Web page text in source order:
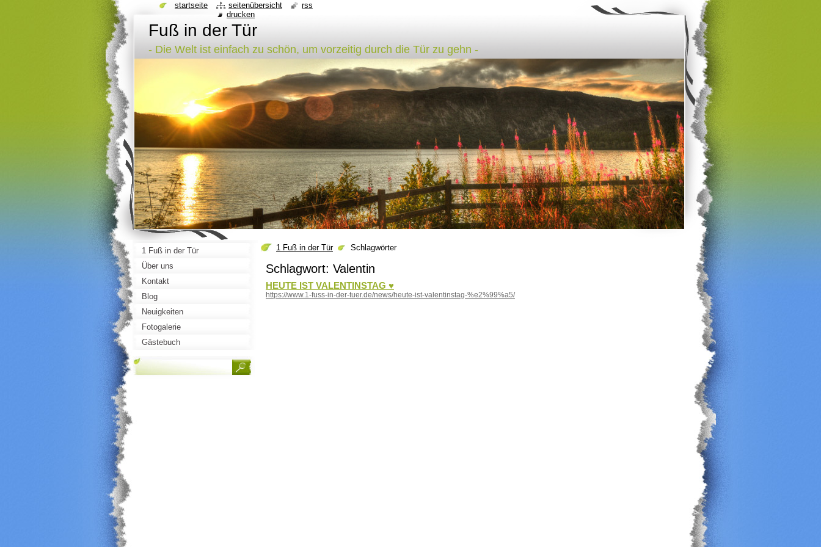
Fuß in der Tür
- Die Welt ist einfach zu schön, um vorzeitig durch die Tür zu gehn -
1 Fuß in der Tür Schlagwörter
Schlagwort: Valentin
HEUTE IST VALENTINSTAG ♥
https://www.1-fuss-in-der-tuer.de/news/heute-ist-valentinstag-%e2%99%a5/
1 Fuß in der Tür
Über uns
Kontakt
Blog
Neuigkeiten
Fotogalerie
Gästebuch
startseite seitenübersicht
rss
drucken